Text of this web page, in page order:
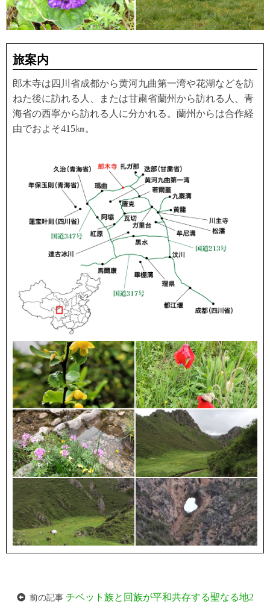
旅案内
郎木寺は四川省成都から黄河九曲第一湾や花湖などを訪
ねた後に訪れる人、または甘粛省蘭州から訪れる人、青
海省の西寧から訪れる人に分かれる。蘭州からは合作経
由でおよそ415㎞。
前の記事 チベット族と回族が平和共存する聖なる地2